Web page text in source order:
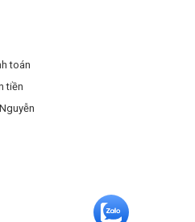
toán
tiền